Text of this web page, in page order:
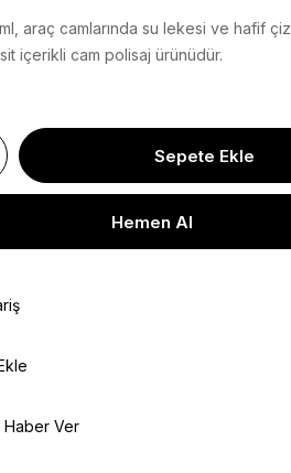
araç camlarında su lekesi ve hafif
içerikli cam polisaj ürünüdür.
Haber Ver